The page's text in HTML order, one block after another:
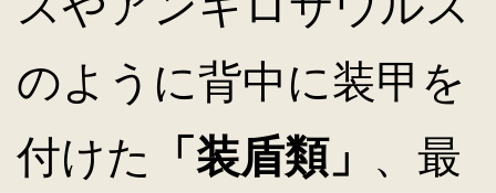
のように背中に装甲を
付けた
「装盾類」 、最